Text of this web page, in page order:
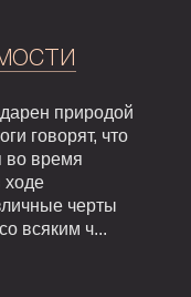
природой
говорят, что
во время
черты
всяким ч...